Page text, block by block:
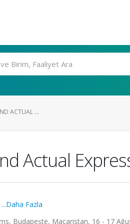
ACTUAL ...
Actual
...Daha Fazla
Budapeşte, Macaristan, 16 - 17